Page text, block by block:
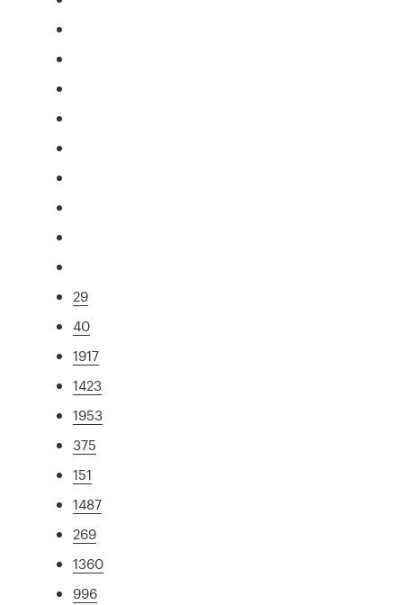
29
40
1917
1423
1953
375
151
1487
269
1360
996